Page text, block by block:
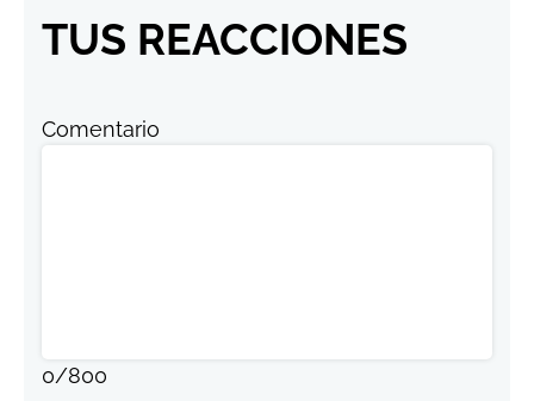
TUS REACCIONES
Comentario
0/800